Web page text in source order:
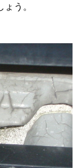
う。